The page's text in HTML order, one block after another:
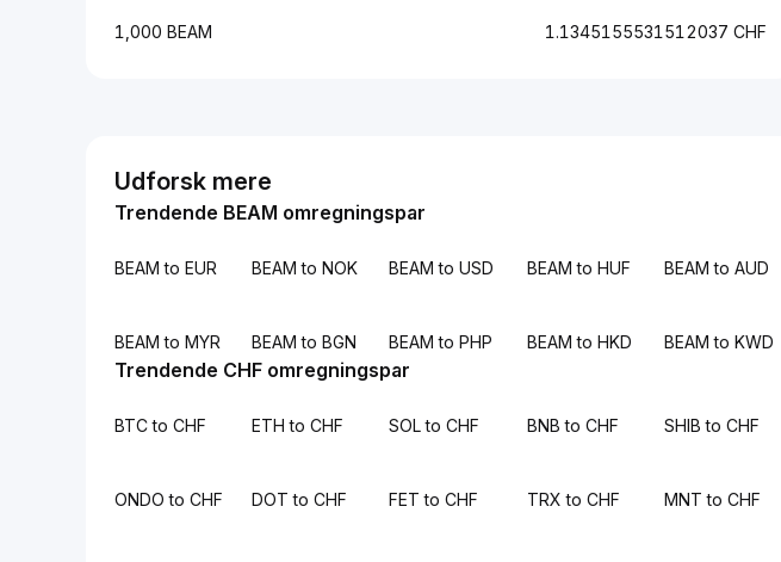
1,000 BEAM 1.1345155531512037 CHF
Udforsk mere
Trendende BEAM omregningspar
BEAM to EUR BEAM to NOK BEAM to USD BEAM to HUF BEAM to AUD
BEAM to MYR BEAM to BGN BEAM to PHP BEAM to HKD BEAM to KWD
Trendende CHF omregningspar
BTC to CHF ETH to CHF SOL to CHF BNB to CHF SHIB to CHF
ONDO to CHF DOT to CHF FET to CHF TRX to CHF MNT to CHF